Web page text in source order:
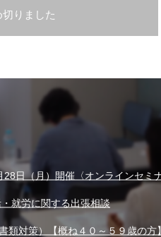
りました
日（月）開催〈オンラインセミナ
就労に関する出張相談
類対策）【概ね４０～５９歳の方】